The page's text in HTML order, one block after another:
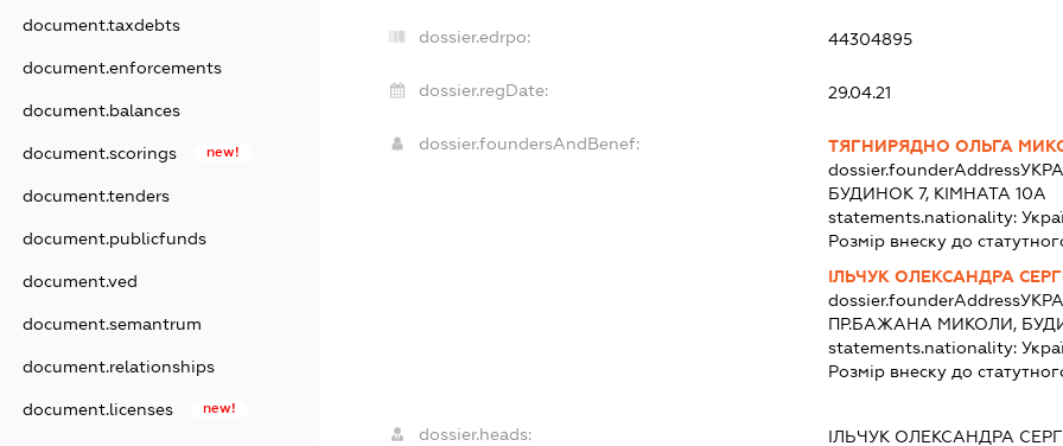
document.taxdebts
document.enforcements
document.balances
document.scorings new!
document.tenders
document.publicfunds
document.ved
document.semantrum
document.relationships
document.licenses new!
dossier.edrpo: 44304895
dossier.regDate: 29.04.21
dossier.foundersAndBenef:
ТЯГНИРЯДНО ОЛЬГА
dossier.founderAddress
БУДИНОК 7, КІМНАТА 10А
statements.nationality:
Розмір внеску до
ІЛЬЧУК ОЛЕКСАНДРА
dossier.founderAddress
ПР.БАЖАНА МИКОЛИ,
statements.nationality:
Розмір внеску до
dossier.heads: ІЛЬЧУК ОЛЕКСАНДРА